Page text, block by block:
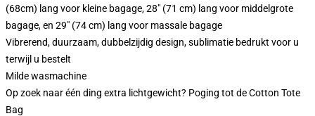
(68cm) lang voor kleine bagage, 28" (71 cm) lang voor middelgrote
bagage, en 29" (74 cm) lang voor massale bagage
Vibrerend, duurzaam, dubbelzijdig design, sublimatie bedrukt voor u
terwijl u bestelt
Milde wasmachine
Op zoek naar één ding extra lichtgewicht? Poging tot de Cotton Tote
Bag